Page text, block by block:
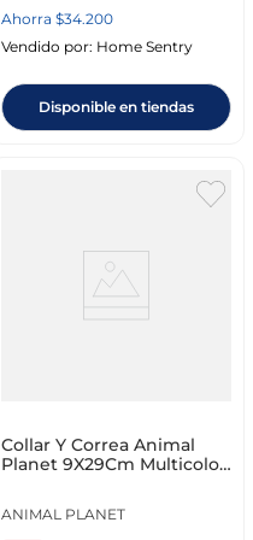
Ahorra $34.200
Vendido por: Home Sentry
Disponible en tiendas
Collar Y Correa Animal
Planet 9X29Cm Multicolor
ANIMAL PLANET